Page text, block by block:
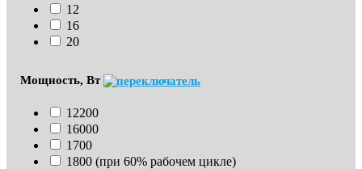
12
16
20
Мощность, Вт
12200
16000
1700
1800 (при 60% рабочем цикле)